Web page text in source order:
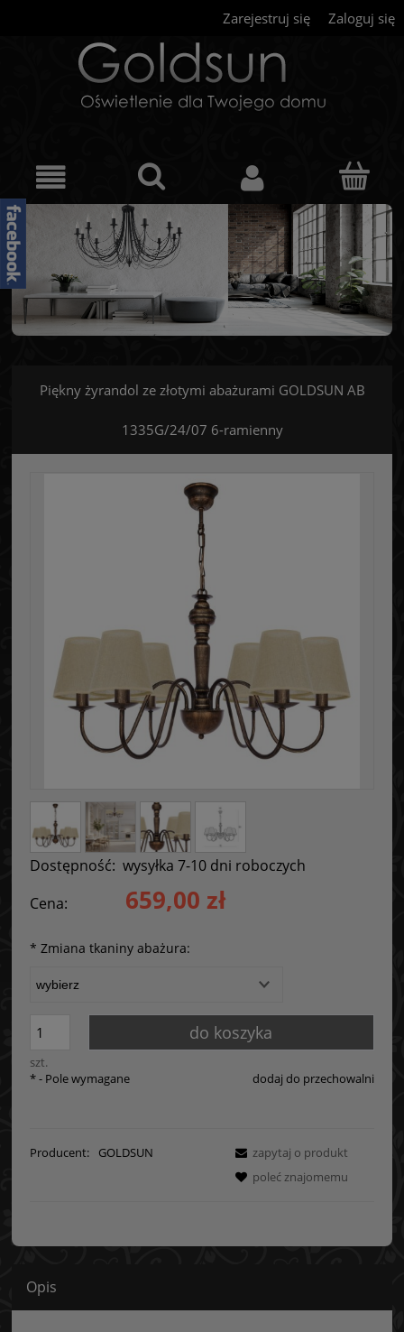
Zarejestruj się Zaloguj się
Piękny żyrandol ze złotymi abażurami GOLDSUN AB
1335G/24/07 6-ramienny
Dostępność: wysyłka 7-10 dni roboczych
Cena:
659,00 zł
* Zmiana tkaniny abażura:
szt.
do koszyka
dodaj do przechowalni
*- Pole wymagane
Producent: GOLDSUN
zapytaj o produkt
poleć znajomemu
Opis